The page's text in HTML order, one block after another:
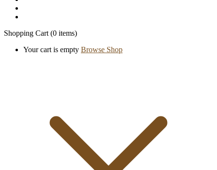
Shopping Cart (0 items)
Your cart is empty Browse Shop